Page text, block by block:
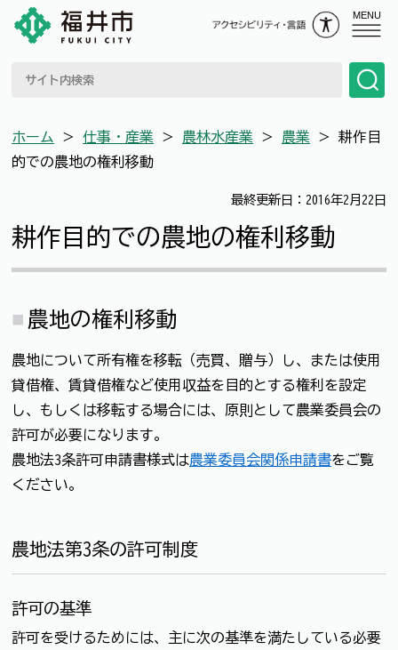
MENU
ホーム ＞ 仕事・産業 ＞ 農林水産業 ＞ 農業 ＞ 耕作目
的での農地の権利移動
最終更新日：2016年2月22日
耕作目的での農地の権利移動
農地の権利移動
農地について所有権を移転（売買、贈与）し、または使用
貸借権、賃貸借権など使用収益を目的とする権利を設定
し、もしくは移転する場合には、原則として農業委員会の
許可が必要になります。
農地法3条許可申請書様式は農業委員会関係申請書をご覧
ください。
農地法第3条の許可制度
許可の基準
許可を受けるためには、主に次の基準を満たしている必要